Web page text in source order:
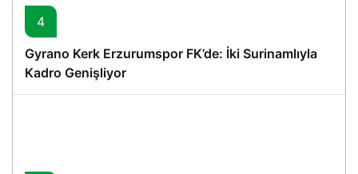
4
Gyrano Kerk Erzurumspor FK’de: İki Surinamlıyla
Kadro Genişliyor